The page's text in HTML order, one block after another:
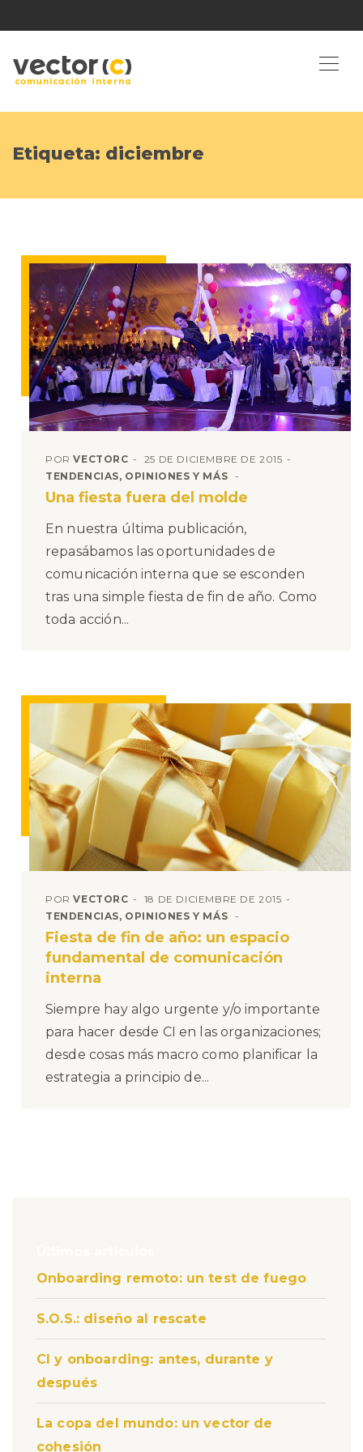
Etiqueta: diciembre
PORVECTORC
25 DE DICIEMBRE DE 2015
TENDENCIAS, OPINIONES Y MÁS
Una fiesta fuera del molde
En nuestra última publicación,
repasábamos las oportunidades de
comunicación interna que se esconden
tras una simple fiesta de fin de año. Como
toda acción...
PORVECTORC
18 DE DICIEMBRE DE 2015
TENDENCIAS, OPINIONES Y MÁS
Fiesta de fin de año: un espacio
fundamental de comunicación
interna
Siempre hay algo urgente y/o importante
para hacer desde CI en las organizaciones;
desde cosas más macro como planificar la
estrategia a principio de...
Onboarding remoto: un test de fuego
S.O.S.: diseño al rescate
CI y onboarding: antes, durante y
después
La copa del mundo: un vector de
cohesión